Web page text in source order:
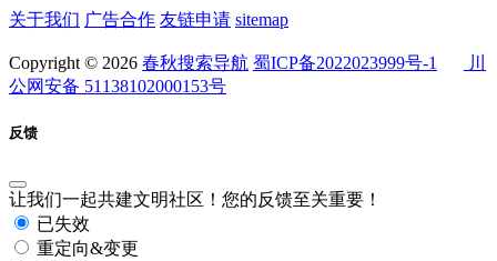
关于我们 广告合作 友链申请 sitemap
Copyright © 2026 春秋搜索导航 蜀ICP备2022023999号-1
川
公网安备 51138102000153号
反馈
让我们一起共建文明社区！您的反馈至关重要！
已失效
重定向&变更